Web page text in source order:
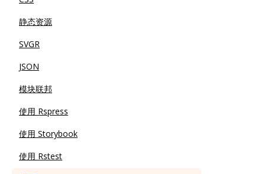
静态资源
SVGR
JSON
模块联邦
使用 Rspress
使用 Storybook
使用 Rstest